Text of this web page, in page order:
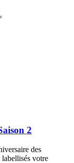
2
des
votre